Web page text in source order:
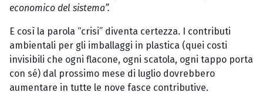
economico del sistema”.
E così la parola “crisi” diventa certezza. I contributi
ambientali per gli imballaggi in plastica (quei costi
invisibili che ogni flacone, ogni scatola, ogni tappo porta
con sé) dal prossimo mese di luglio dovrebbero
aumentare in tutte le nove fasce contributive.